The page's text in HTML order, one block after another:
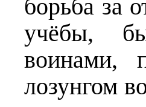
борьба за
учёбы,
воинами,
лозунгом